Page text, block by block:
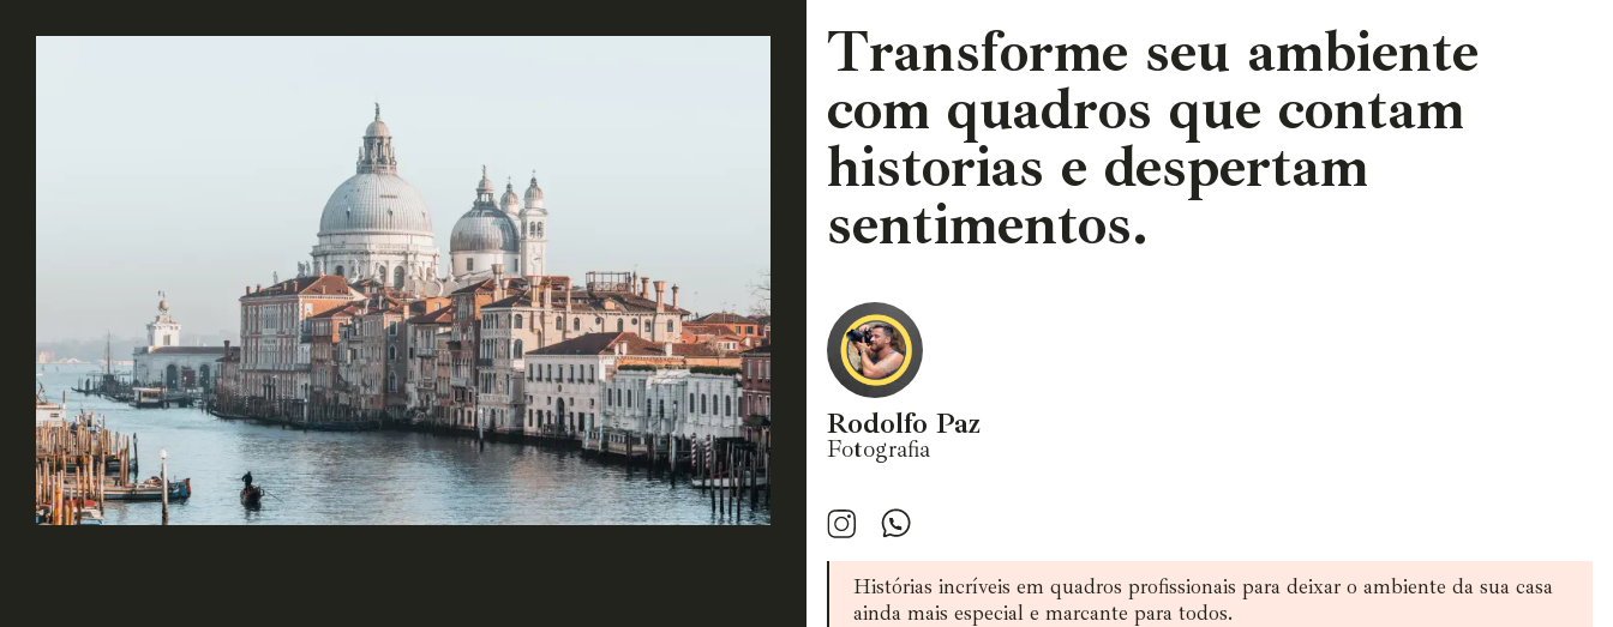
Transforme seu ambiente
com quadros que contam
historias e despertam
sentimentos.
Rodolfo Paz
Fotografia
Histórias incríveis em quadros profissionais para deixar o ambiente da sua casa
ainda mais especial e marcante para todos.